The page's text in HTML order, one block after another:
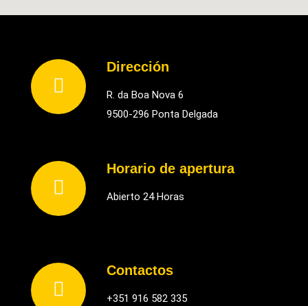
Dirección
R. da Boa Nova 6
9500-296 Ponta Delgada
Horario de apertura
Abierto 24 Horas
Contactos
+351 916 582 335